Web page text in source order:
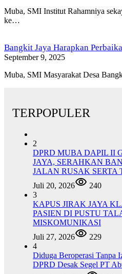
Muba, SMI Institut Rahamniya
ke…
Bangkit Jaya Harapkan
September 9, 2025
Muba, SMI Masyarakat Desa
TERPOPULER
2
DPRD MUBA DAPIL II
JAYA, SERAHKAN
JALAN RUSAK SERTA
Juli 20, 2026
240
3
KAPUS JIRAK JAYA
PASIEN DI PUSTU
MISKOMUNIKASI
Juli 27, 2026
229
4
Diduga Beroperasi Tanpa
DPRD Desak Segel PT